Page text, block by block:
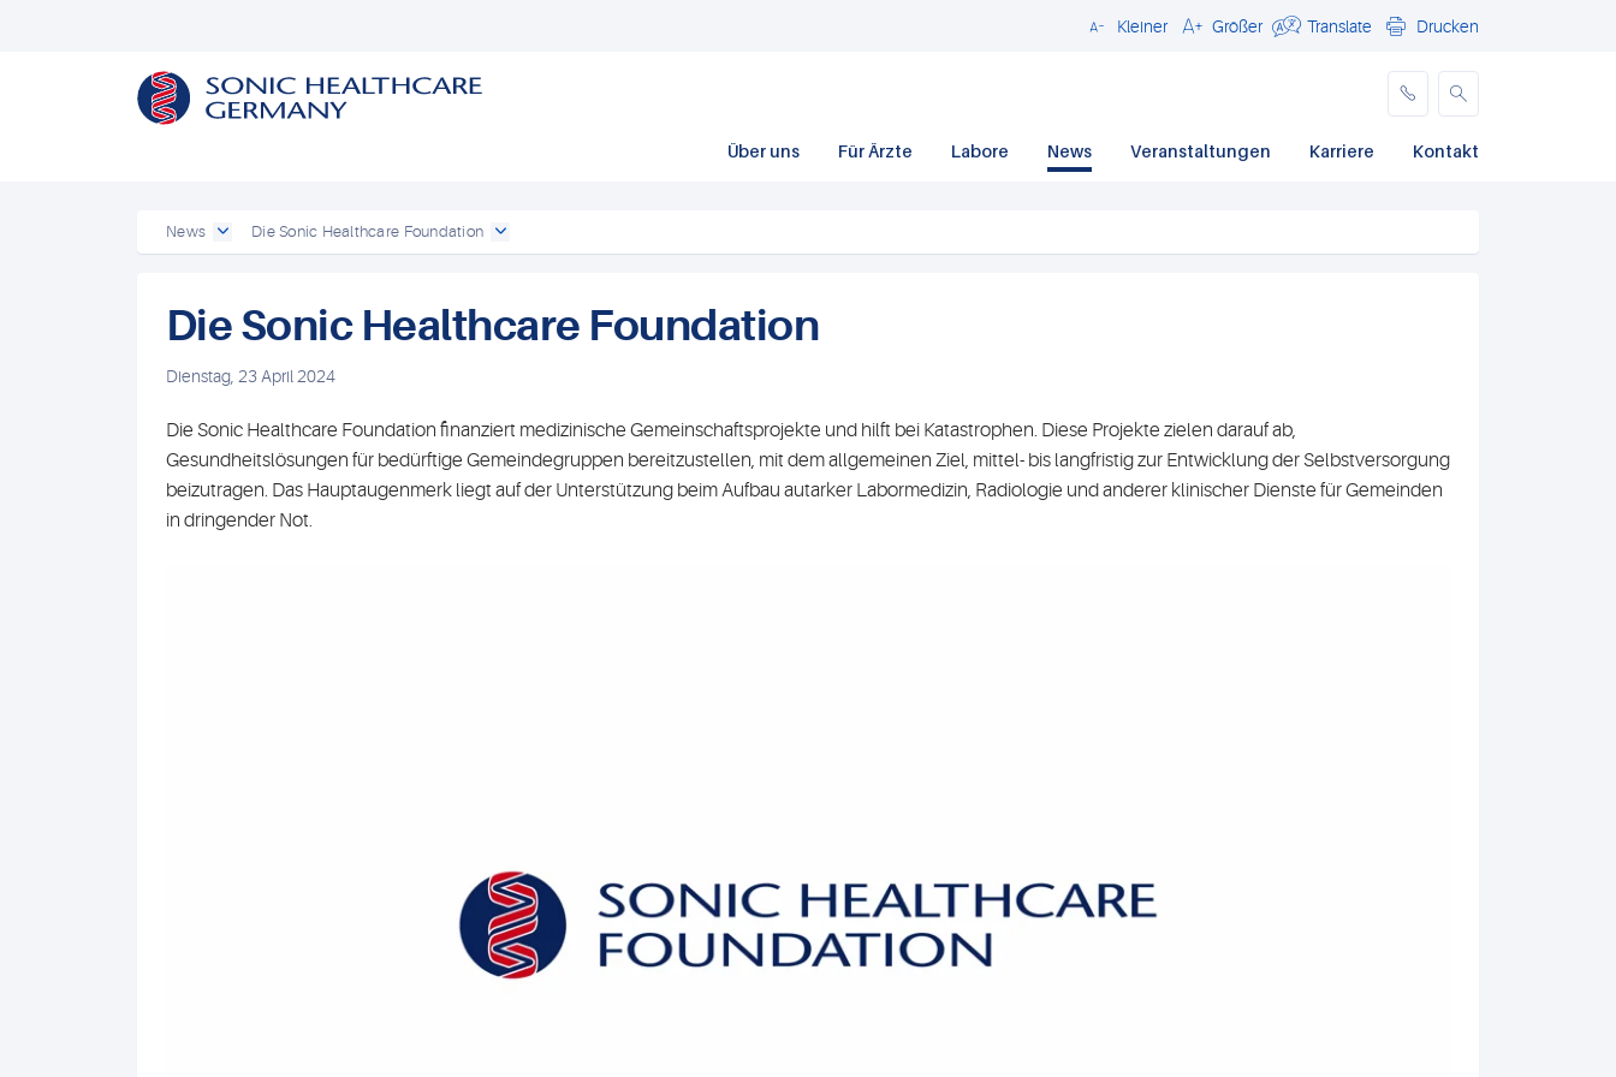
Schließen
Kleiner Größer Translate Drucken
Über uns Für Ärzte Labore News Veranstaltungen Karriere Kontakt
News Die Sonic Healthcare Foundation
Die Sonic Healthcare Foundation
Dienstag, 23 April 2024
Die Sonic Healthcare Foundation finanziert medizinische Gemeinschaftsprojekte und hilft bei Katastrophen. Diese Projekte zielen darauf ab,
Gesundheitslösungen für bedürftige Gemeindegruppen bereitzustellen, mit dem allgemeinen Ziel, mittel- bis langfristig zur Entwicklung der Selbstversorgung
beizutragen. Das Hauptaugenmerk liegt auf der Unterstützung beim Aufbau autarker Labormedizin, Radiologie und anderer klinischer Dienste für Gemeinden
in dringender Not.